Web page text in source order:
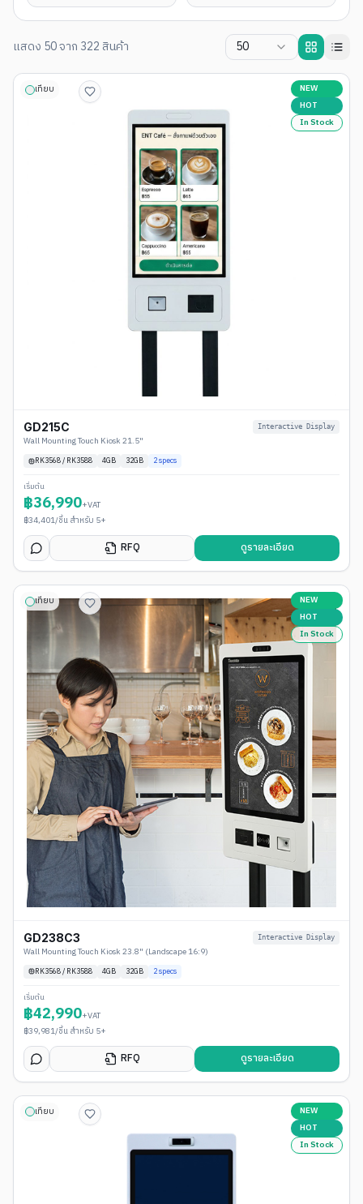
แสดง 50จาก 322 สินค้า 50
เทียบ
NEW
HOT
In Stock
GD215C Interactive Display
Wall Mounting Touch Kiosk 21.5"
RK3568 / RK3588 4GB 32GB 2specs
เริ่มต้น
฿36,990+VAT
฿34,401/ชิ้น สำหรับ 5+
RFQ ดูรายละเอียด
เทียบ
NEW
HOT
In Stock
GD238C3 Interactive Display
Wall Mounting Touch Kiosk 23.8" (Landscape 16:9)
RK3568 / RK3588 4GB 32GB 2specs
เริ่มต้น
฿42,990+VAT
฿39,981/ชิ้น สำหรับ 5+
RFQ ดูรายละเอียด
เทียบ
NEW
HOT
In Stock